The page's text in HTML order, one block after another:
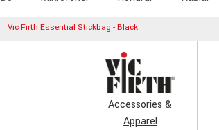
Vic Firth Essential Stickbag - Black
Accessories &
Apparel